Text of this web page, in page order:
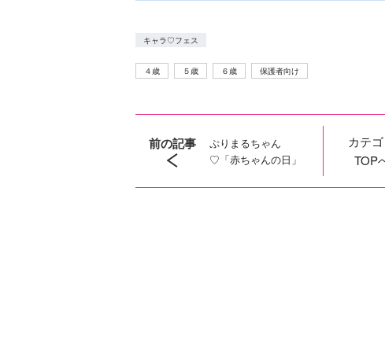
キャラ♡フェス
４歳 ５歳 ６歳 保護者向け
前の記事
ぷりまるちゃん
♡「赤ちゃんの日」
カテゴ
TOP